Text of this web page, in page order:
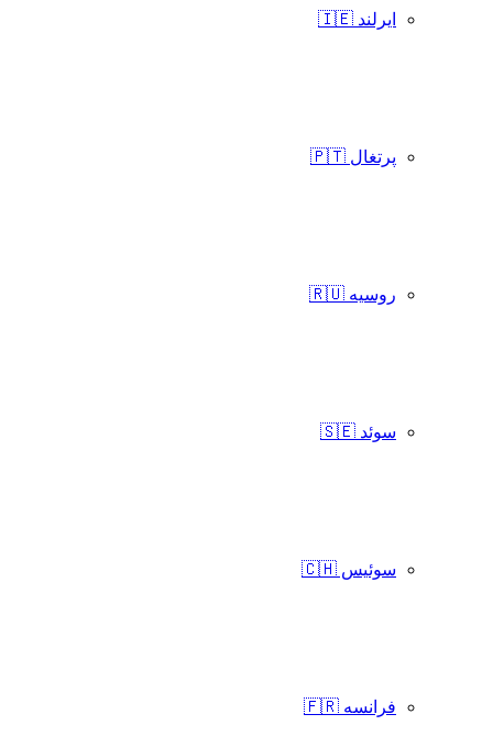
ایرلند 🇮🇪
پرتغال 🇵🇹
روسیه 🇷🇺
سوئد 🇸🇪
سوئیس 🇨🇭
فرانسه 🇫🇷